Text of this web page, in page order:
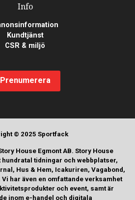
Info
Kundtjänst
CSR & miljö
Prenumerera
© 2025 Sportfack
House Egmont AB. Story House
hundratal tidningar och webbplatser,
Hus & Hem, Icakuriren, Vagabond,
har även en omfattande verksamhet
och event, samt är
inom e-handel och digitala